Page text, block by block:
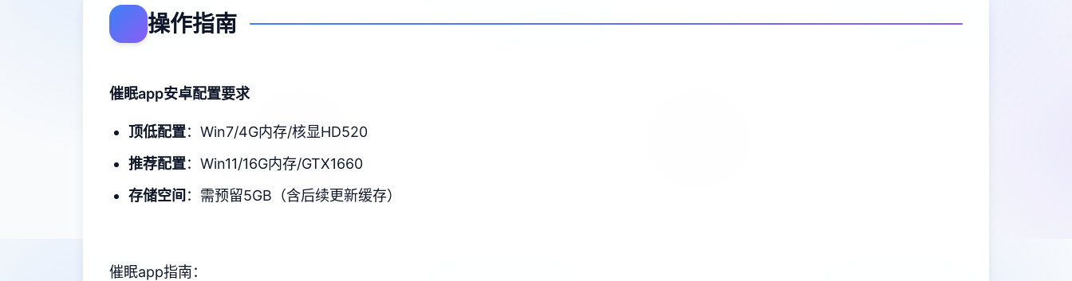
操作指南
催眠app安卓配置要求
​顶低配置​​：Win7/4G内存/核显HD520
​推荐配置​​：Win11/16G内存/GTX1660
​存储空间​ ​：需预留5GB（含后续更新缓存）
催眠app指南：